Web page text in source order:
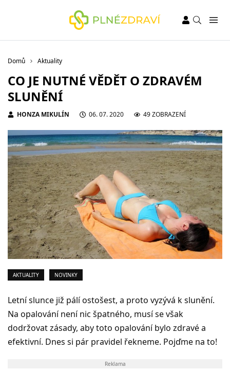
Domů Aktuality
CO JE NUTNÉ VĚDĚT O ZDRAVÉM
SLUNĚNÍ
HONZA MIKULÍN 06. 07. 2020 49 ZOBRAZENÍ
AKTUALITY NOVINKY
Letní slunce již pálí ostošest, a proto vyzývá k slunění.
Na opalování není nic špatného, musí se však
dodržovat zásady, aby toto opalování bylo zdravé a
efektivní. Dnes si pár pravidel řekneme. Pojďme na to!
Reklama